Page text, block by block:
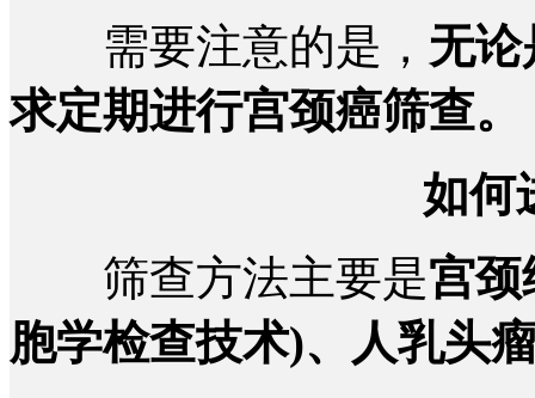
需要注意的是， 无
求定期进行宫颈癌筛查。
如何
筛查方法主要是宫颈
胞学检查技术)、人乳头